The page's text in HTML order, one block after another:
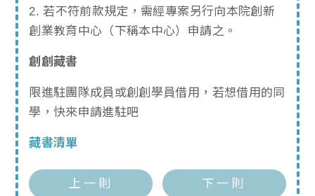
2. 若不符前款規定，需經專案另行向本院創新
創業教育中心（下稱本中心）申請之。
創創藏書
限進駐團隊成員或創創學員借用，若想借用的同
學，快來申請進駐吧
藏書清單
上一則 下一則